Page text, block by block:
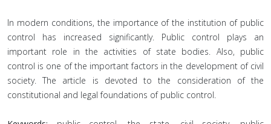
In modern conditions, the importance of the institution of public
control has increased significantly. Public control plays an
important role in the activities of state bodies. Also, public
control is one of the important factors in the development of civil
society. The article is devoted to the consideration of the
constitutional and legal foundations of public control.